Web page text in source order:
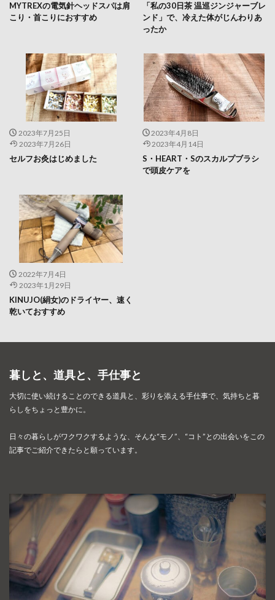
MYTREXの電気針ヘッドスパは肩
こり・首こりにおすすめ
「私の30日茶 温巡ジンジャーブレ
ンド」で、冷えた体がじんわりあ
ったか
2023年7月25日
2023年7月26日
セルフお灸はじめました
2023年4月8日
2023年4月14日
S・HEART・Sのスカルプブラシ
で頭皮ケアを
2022年7月4日
2023年1月29日
KINUJO(絹女)のドライヤー、速く
乾いておすすめ
暮しと、道具と、手仕事と
大切に使い続けることのできる道具と、彩りを添える手仕事で、 気持ちと暮
らしをちょっと豊かに。
日々の暮らしがワクワクするような、そんな“モノ”、“コト”との出会いをこの
記事でご紹介できたらと願っています。